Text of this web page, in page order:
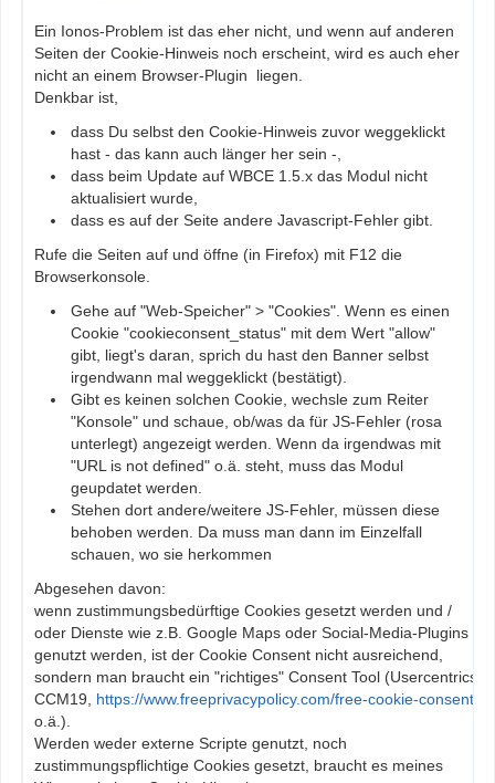
Ein Ionos-Problem ist das eher nicht, und wenn auf anderen
Seiten der Cookie-Hinweis noch erscheint, wird es auch eher
nicht an einem Browser-Plugin liegen.
Denkbar ist,
dass Du selbst den Cookie-Hinweis zuvor weggeklickt
hast - das kann auch länger her sein -,
dass beim Update auf WBCE 1.5.x das Modul nicht
aktualisiert wurde,
dass es auf der Seite andere Javascript-Fehler gibt.
Rufe die Seiten auf und öffne (in Firefox) mit F12 die
Browserkonsole.
Gehe auf "Web-Speicher" > "Cookies". Wenn es einen
Cookie "cookieconsent_status" mit dem Wert "allow"
gibt, liegt's daran, sprich du hast den Banner selbst
irgendwann mal weggeklickt (bestätigt).
Gibt es keinen solchen Cookie, wechsle zum Reiter
"Konsole" und schaue, ob/was da für JS-Fehler (rosa
unterlegt) angezeigt werden. Wenn da irgendwas mit
"URL is not defined" o.ä. steht, muss das Modul
geupdatet werden.
Stehen dort andere/weitere JS-Fehler, müssen diese
behoben werden. Da muss man dann im Einzelfall
schauen, wo sie herkommen
Abgesehen davon:
wenn zustimmungsbedürftige Cookies gesetzt werden und /
oder Dienste wie z.B. Google Maps oder Social-Media-Plugins
genutzt werden, ist der Cookie Consent nicht ausreichend,
sondern man braucht ein "richtiges" Consent Tool (Usercentrics,
CCM19, https://www.freeprivacypolicy.com/free-cookie-consent/
o.ä.).
Werden weder externe Scripte genutzt, noch
zustimmungspflichtige Cookies gesetzt, braucht es meines